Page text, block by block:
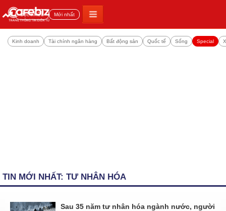
Đọc nhiều Mới nhất
Kinh doanh Tài chính ngân hàng Bất động sản Quốc tế Sống Special
TIN MỚI NHẤT: TƯ NHÂN HÓA
Sau 35 năm tư nhân hóa ngành nước, người